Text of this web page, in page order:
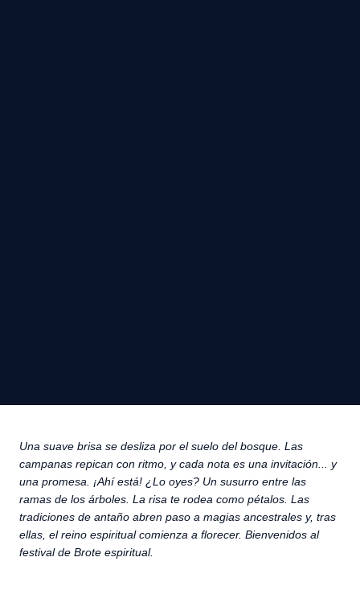
Una suave brisa se desliza por el suelo del bosque. Las
campanas repican con ritmo, y cada nota es una invitación... y
una promesa. ¡Ahí está! ¿Lo oyes? Un susurro entre las
ramas de los árboles. La risa te rodea como pétalos. Las
tradiciones de antaño abren paso a magias ancestrales y, tras
ellas, el reino espiritual comienza a florecer. Bienvenidos al
festival de Brote espiritual.